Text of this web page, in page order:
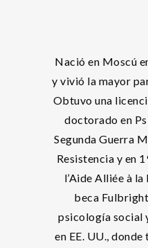
Nació en Moscú
y vivió la mayor
Obtuvo una
doctorado en
Segunda Guerra
Resistencia y en
l’Aide Alliée à la
beca
psicología social
en EE. UU.,